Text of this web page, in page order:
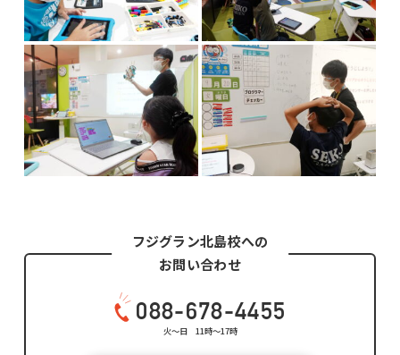
フジグラン北島校への
お問い合わせ
088-678-4455
火～日 11時～17時